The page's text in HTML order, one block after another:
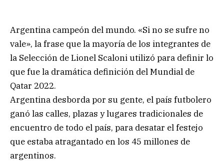
Argentina campeón del mundo. «Si no se sufre no
vale», la frase que la mayoría de los integrantes de
la Selección de Lionel Scaloni utilizó para definir lo
que fue la dramática definición del Mundial de
Qatar 2022.
Argentina desborda por su gente, el país futbolero
ganó las calles, plazas y lugares tradicionales de
encuentro de todo el país, para desatar el festejo
que estaba atragantado en los 45 millones de
argentinos.